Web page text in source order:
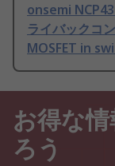
onsemi
ライバックコ
MOSFET in
お得な
ろう